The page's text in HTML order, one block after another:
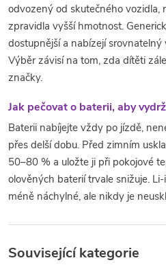
odvozený od skutečného vozidla,
zpravidla vyšší hmotnost.
dostupnější a nabízejí
Výběr závisí na tom, zda dítěti
značky.
Jak pečovat o baterii, aby
Baterii nabíjejte vždy po jízdě,
přes delší dobu. Před zimním
50–80 % a uložte ji při pokojové
olověných baterií trvale snižuje.
méně náchylné, ale nikdy je
Související kategorie